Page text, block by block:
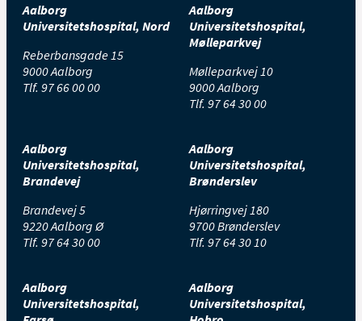
Aalborg
Universitetshospital, Nord
Reberbansgade 15
9000 Aalborg
Tlf. 97 66 00 00
Aalborg
Universitetshospital,
Mølleparkvej
Mølleparkvej 10
9000 Aalborg
Tlf. 97 64 30 00
Aalborg
Universitetshospital,
Brandevej
Brandevej 5
9220 Aalborg Ø
Tlf. 97 64 30 00
Aalborg
Universitetshospital,
Brønderslev
Hjørringvej 180
9700 Brønderslev
Tlf. 97 64 30 10
Aalborg
Universitetshospital,
Aalborg
Universitetshospital,